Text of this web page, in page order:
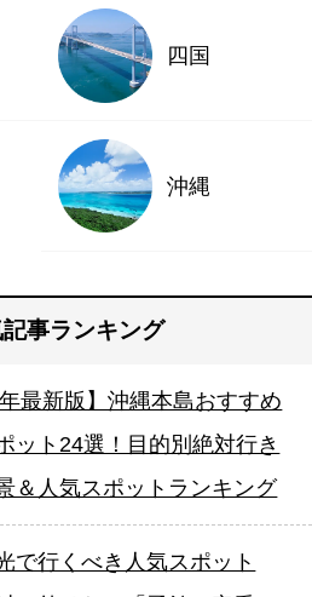
四国
沖縄
記事ランキング
年最新版】沖縄本島おすすめ
ット24選！目的別絶対行き
＆人気スポットランキング
で行くべき人気スポット